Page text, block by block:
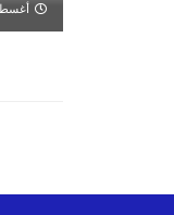
أغسطس 6,